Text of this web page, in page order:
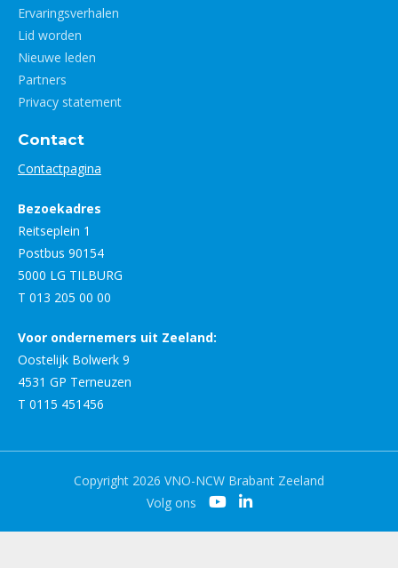
Ervaringsverhalen
Lid worden
Nieuwe leden
Partners
Privacy statement
Contact
Contactpagina
Bezoekadres
Reitseplein 1
Postbus 90154
5000 LG TILBURG
T 013 205 00 00
Voor ondernemers uit Zeeland:
Oostelijk Bolwerk 9
4531 GP Terneuzen
T 0115 451456
Copyright 2026 VNO-NCW Brabant Zeeland
Volg ons